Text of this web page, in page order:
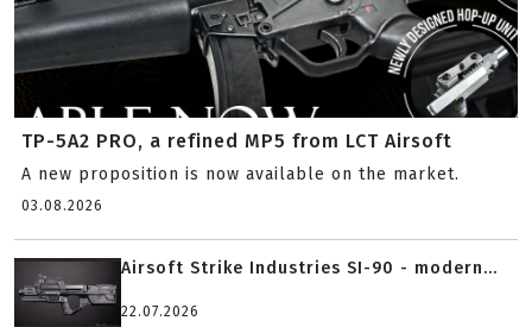
TP-5A2 PRO, a refined MP5 from LCT Airsoft
A new proposition is now available on the market.
03.08.2026
Airsoft Strike Industries SI-90 - modern...
22.07.2026